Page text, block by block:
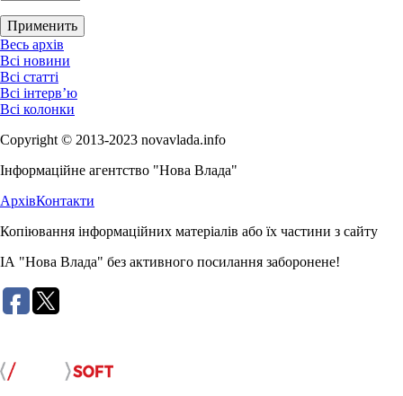
Весь архів
Всі новини
Всі статті
Всі інтерв’ю
Всі колонки
Copyright © 2013-2023 novavlada.info
Інформаційне агентство "Нова Влада"
АрхівКонтакти
Копіювання інформаційних матеріалів або їх частини з сайту
ІА "Нова Влада" без активного посилання заборонене!